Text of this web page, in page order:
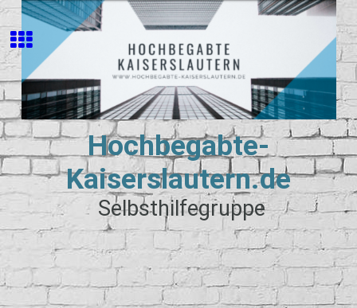
Hochbegabte-
Kaiserslautern.de
Selbsthilfegruppe